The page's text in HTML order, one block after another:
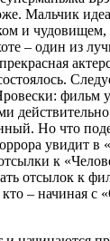
Мальчик
и
– один из
фильм
Но что
увидит в
к
отсылок к
кто – начиная с